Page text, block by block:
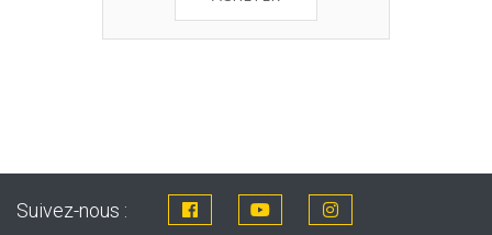
Suivez-nous :